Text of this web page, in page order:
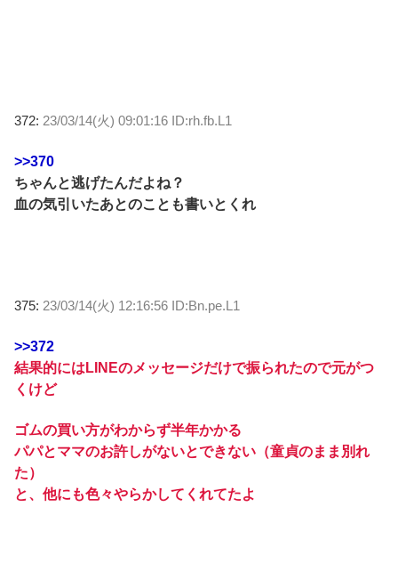
372: 23/03/14(火) 09:01:16 ID:rh.fb.L1
>>370
ちゃんと逃げたんだよね？
血の気引いたあとのことも書いとくれ
375: 23/03/14(火) 12:16:56 ID:Bn.pe.L1
>>372
結果的にはLINEのメッセージだけで振られたので元がつ
くけど
ゴムの買い方がわからず半年かかる
パパとママのお許しがないとできない（童貞のまま別れ
た）
と、他にも色々やらかしてくれてたよ